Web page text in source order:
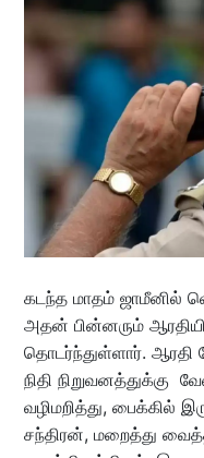
கடந்த மாதம் ஜாமீனில்
அதன் பின்னரும்
தொடர்ந்துள்ளார். ஆரதி
நிதி நிறுவனத்துக்கு
வழிமறித்து, பைக்கில்
சந்திரன், மறைத்து